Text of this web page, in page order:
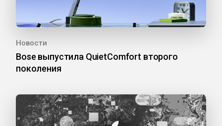
Новости
Bose выпустила QuietComfort второго
поколения